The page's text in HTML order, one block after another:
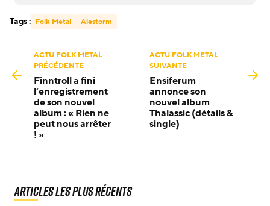
Tags : Folk Metal Alestorm
ACTU FOLK METAL
PRÉCÉDENTE
Finntroll a fini
l’enregistrement
de son nouvel
album : « Rien ne
peut nous arrêter
! »
ACTU FOLK METAL
SUIVANTE
Ensiferum
annonce son
nouvel album
Thalassic (détails &
single)
Articles les plus récents